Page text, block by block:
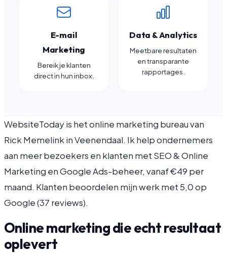
E-mail
Marketing
Bereik je klanten
direct in hun inbox.
Data & Analytics
Meetbare resultaten
en transparante
rapportages.
WebsiteToday is het online marketing bureau van
Rick Memelink in Veenendaal. Ik help ondernemers
aan meer bezoekers en klanten met SEO & Online
Marketing en Google Ads-beheer, vanaf €49 per
maand. Klanten beoordelen mijn werk met 5,0 op
Google (37 reviews).
Online marketing die echt resultaat
oplevert